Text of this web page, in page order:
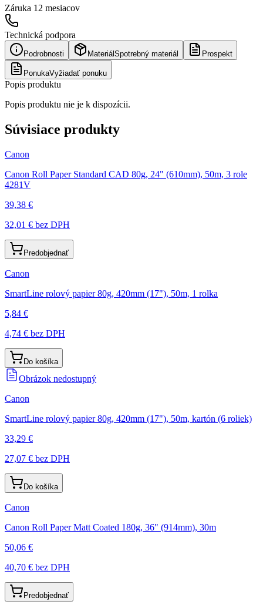
Záruka 12 mesiacov
Technická podpora
Podrobnosti Materiál Spotrebný materiál Prospekt
PonukaVyžiadať ponuku
Popis produktu
Popis produktu nie je k dispozícii.
Súvisiace produkty
Canon
Canon Roll Paper Standard CAD 80g, 24" (610mm), 50m, 3 role
4281V
39,38 €
32,01 € bez DPH
Predobjednať
Canon
SmartLine rolový papier 80g, 420mm (17"), 50m, 1 rolka
5,84 €
4,74 € bez DPH
Do košíka
Obrázok nedostupný
Canon
SmartLine rolový papier 80g, 420mm (17"), 50m, kartón (6 roliek)
33,29 €
27,07 € bez DPH
Do košíka
Canon
Canon Roll Paper Matt Coated 180g, 36" (914mm), 30m
50,06 €
40,70 € bez DPH
Predobjednať